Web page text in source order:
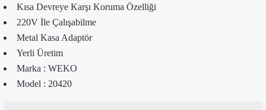
Kısa Devreye Karşı Koruma Özelliği
220V İle Çalışabilme
Metal Kasa Adaptör
Yerli Üretim
Marka : WEKO
Model : 20420